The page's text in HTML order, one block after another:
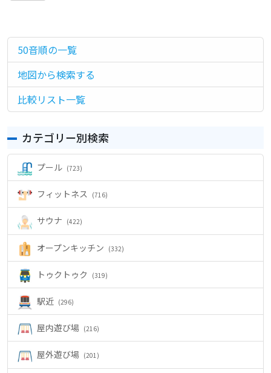
ゲ
ー
ン
50音順の一覧
地図から検索する
比較リスト一覧
カテゴリー別検索
プール (723)
フィットネス (716)
サウナ (422)
オープンキッチン (332)
トゥクトゥク (319)
駅近 (296)
屋内遊び場 (216)
屋外遊び場 (201)